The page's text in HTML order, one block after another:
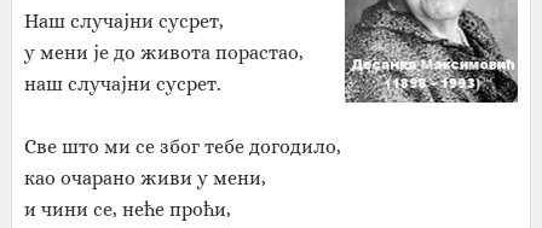
Наш случајни сусрет,
у мени је до живота порастао,
наш случајни сусрет.
Све што ми се због тебе догодило,
као очарано живи у мени,
и чини се, неће проћи,